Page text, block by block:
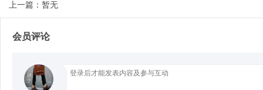
上一篇：暂无
会员评论